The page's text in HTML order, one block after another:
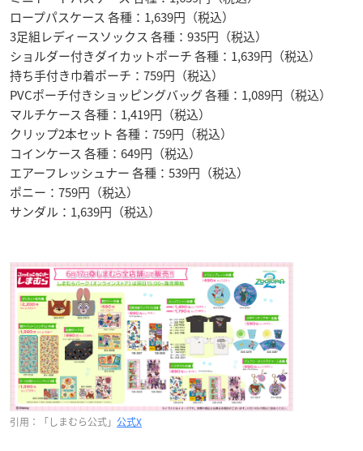
ロープパスケース 各種：1,639円（税込）
3足組レディースソックス 各種：935円（税込）
ショルダー付きダイカットポーチ 各種：1,639円（税込）
持ち手付き巾着ポーチ：759円（税込）
PVCポーチ付きショッピングバッグ 各種：1,089円（税込）
マルチケース 各種：1,419円（税込）
クリップ2本セット 各種：759円（税込）
コインケース 各種：649円（税込）
エアーフレッシュナー 各種：539円（税込）
ポニー：759円（税込）
サンダル：1,639円（税込）
引用：「しまむら公式」 公式X